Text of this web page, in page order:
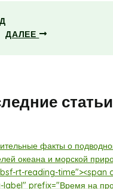
ДАЛЕЕ
статьи